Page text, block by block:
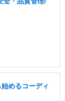
めるコーディ